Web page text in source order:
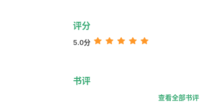
评分
5.0分
书评
查看全部书评